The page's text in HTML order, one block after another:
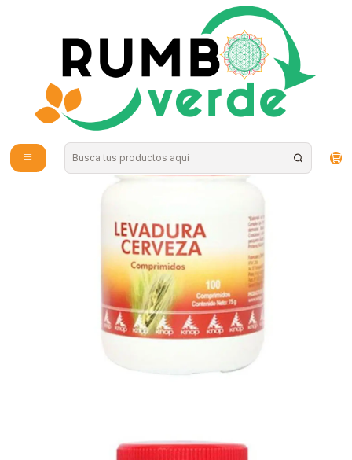
Envío gratis por compras sobre los 59.990 en la provincia de Santiago
Probióticos y Digestión
Pharma Knop - Levadura de Cerveza 100 capsulas